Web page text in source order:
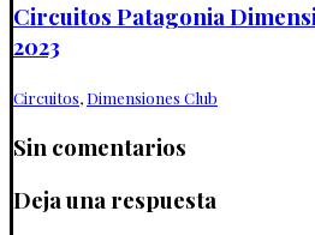
Circuitos Patagonia
2023
Circuitos, Dimensiones Club
Sin comentarios
Deja una respuesta